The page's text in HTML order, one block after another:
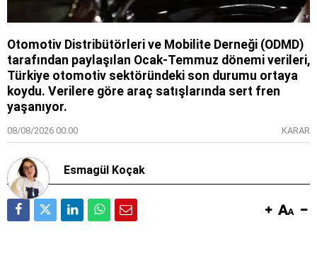
Otomotiv Distribütörleri ve Mobilite Derneği (ODMD)
tarafından paylaşılan Ocak-Temmuz dönemi verileri,
Türkiye otomotiv sektöründeki son durumu ortaya
koydu. Verilere göre araç satışlarında sert fren
yaşanıyor.
08/08/2026 00:00 KARAR
Esmagül Koçak